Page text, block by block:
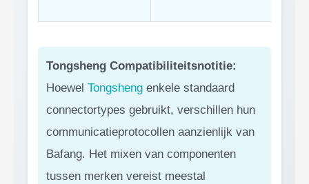
Tongsheng Compatibiliteitsnotitie:
Hoewel Tongsheng enkele standaard
connectortypes gebruikt, verschillen hun
communicatieprotocollen aanzienlijk van
Bafang. Het mixen van componenten
tussen merken vereist meestal